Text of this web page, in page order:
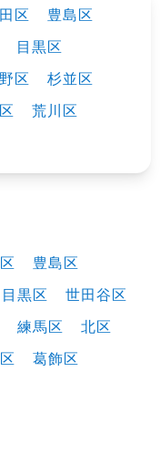
区
豊島区
目黒区
区
杉並区
荒川区
豊島区
目黒区
世田谷区
練馬区
北区
葛飾区